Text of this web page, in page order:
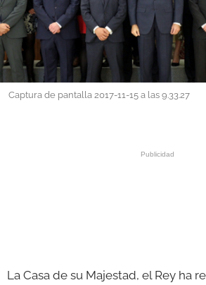
OBRAS
NECROLÓGICAS
Captura de pantalla 2017-11-15 a las 9.33.27
La Casa de su Majestad, el Rey ha